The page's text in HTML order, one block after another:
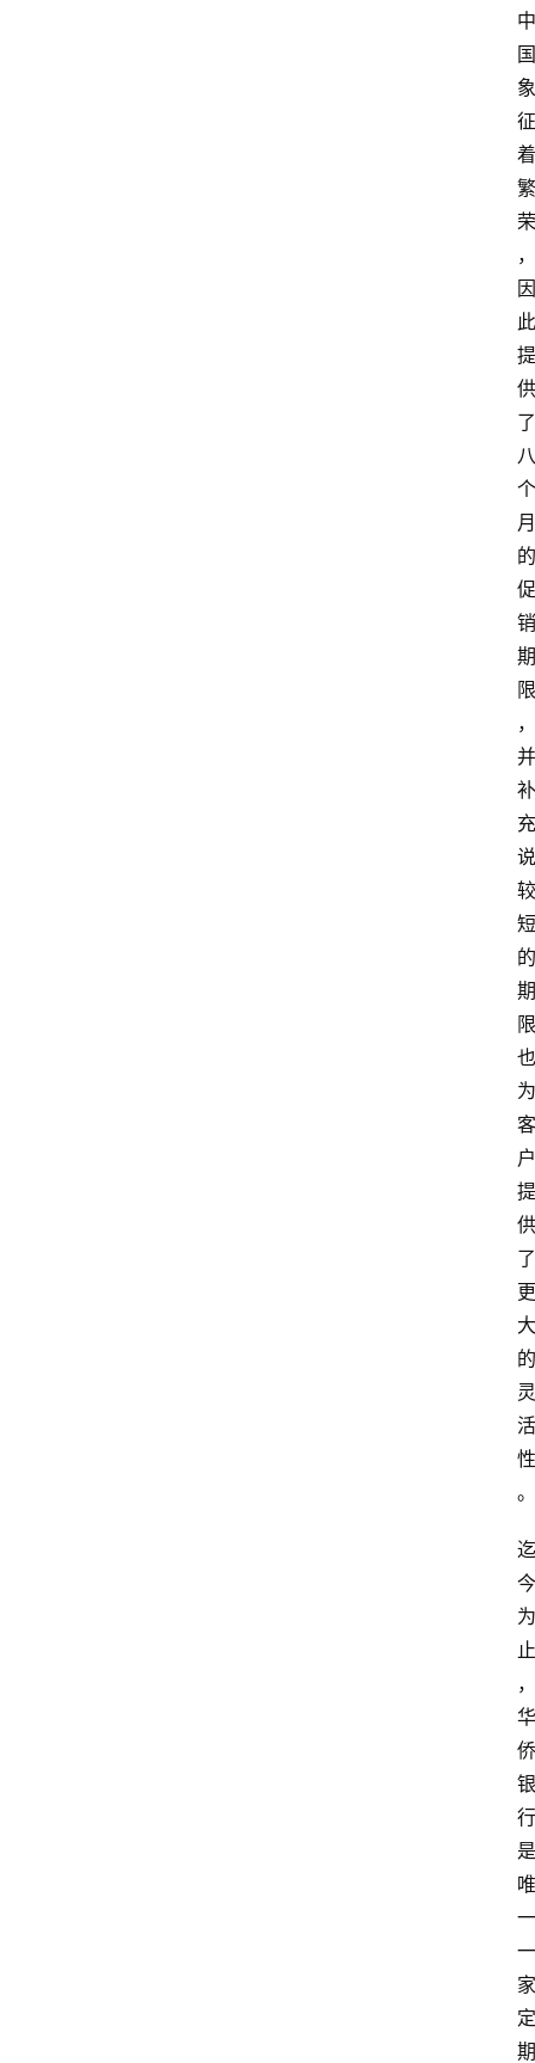
中
国
象
征
着
繁
荣
，
因
此
提
供
了
八
个
月
的
促
销
期
限
，
并
补
充
说
较
短
的
期
限
也
为
客
户
提
供
了
更
大
的
灵
活
性
。
迄
今
为
止
，
华
侨
银
行
是
唯
一
一
家
定
期